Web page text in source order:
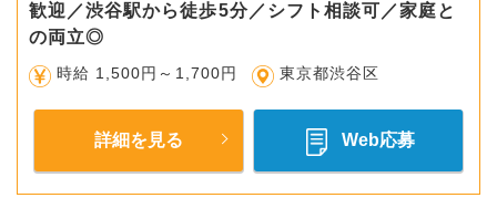
歓迎／渋谷駅から徒歩5分／シフト相談可／家庭と
の両立◎
時給 1,500円～1,700円 東京都渋谷区
詳細を見る Web応募